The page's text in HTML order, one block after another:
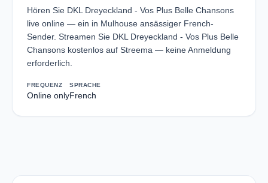
Hören Sie DKL Dreyeckland - Vos Plus Belle Chansons
live online — ein in Mulhouse ansässiger French-
Sender. Streamen Sie DKL Dreyeckland - Vos Plus Belle
Chansons kostenlos auf Streema — keine Anmeldung
erforderlich.
FREQUENZ
Online only
SPRACHE
French